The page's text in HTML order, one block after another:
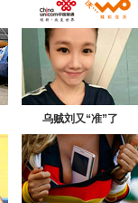
乌贼刘又“准”了